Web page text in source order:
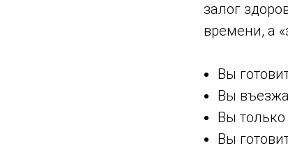
залог
времени, а
Вы
Вы
Вы
Вы